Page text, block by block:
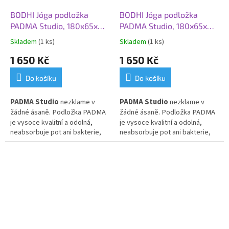
každodenní praxi mimo domov.
BODHI Jóga podložka
PADMA Studio, 180x65x0,5
cm, vínová
Skladem (1 ks)
1 650 Kč
Do košíku
PADMA Studionezklame v
žádné ásaně. Podložka PADMA
je vysoce kvalitní a odolná,
neabsorbuje pot ani bakterie,
proto jeobzvláště vhodná do
BODHI Jóga podložka
PADMA Studio, 180x65x0,5
cm, antracit
Skladem (1 ks)
1 650 Kč
Do košíku
PADMA Studionezklame v
žádné ásaně. Podložka PADMA
je vysoce kvalitní a odolná,
neabsorbuje pot ani bakterie,
proto jeobzvláště vhodná do